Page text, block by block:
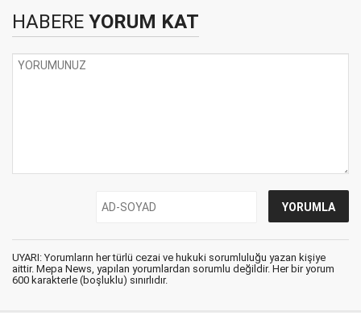
HABERE YORUM KAT
UYARI: Yorumların her türlü cezai ve hukuki sorumluluğu yazan kişiye
aittir. Mepa News, yapılan yorumlardan sorumlu değildir. Her bir yorum
600 karakterle (boşluklu) sınırlıdır.